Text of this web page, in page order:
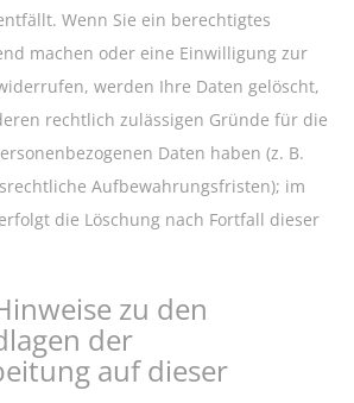
Wenn Sie ein berechtigtes
machen oder eine Einwilligung zur
werden Ihre Daten gelöscht,
rechtlich zulässigen Gründe für die
Daten haben (z. B.
Aufbewahrungsfristen); im
die Löschung nach Fortfall dieser
zu den
der
auf dieser